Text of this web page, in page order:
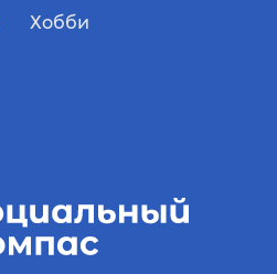
Хобби